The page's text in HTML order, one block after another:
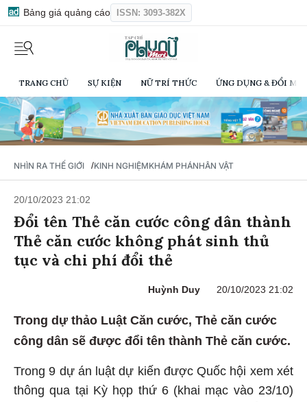
Bảng giá quảng cáo ISSN: 3093-382X
TRANG CHỦ SỰ KIỆN NỮ TRÍ THỨC ỨNG DỤNG & ĐỔI
NHÌN RA THẾ GIỚI /KINH NGHIỆMKHÁM PHÁNHÂN VẬT
20/10/2023 21:02
Đổi tên Thẻ căn cước công dân thành
Thẻ căn cước không phát sinh thủ
tục và chi phí đổi thẻ
Huỳnh Duy 20/10/2023 21:02
Trong dự thảo Luật Căn cước, Thẻ căn cước
công dân sẽ được đổi tên thành Thẻ căn cước.
Trong 9 dự án luật dự kiến được Quốc hội xem xét
thông qua tại Kỳ họp thứ 6 (khai mạc vào 23/10)